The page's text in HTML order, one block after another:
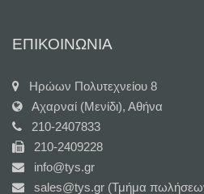
ΕΠΙΚΟΙΝΩΝΙΑ
Ηρώων Πολυτεχνείου 8
Αχαρναί (Μενίδι), Αθήνα
210-2407833
210-2409228
info@tys.gr
sales@tys.gr (Τμήμα